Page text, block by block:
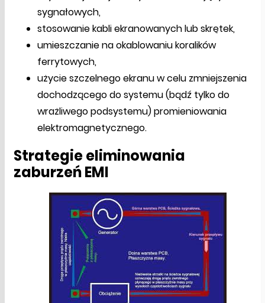
sygnałowych,
stosowanie kabli ekranowanych lub skrętek,
umieszczanie na okablowaniu koralików
ferrytowych,
użycie szczelnego ekranu w celu zmniejszenia
dochodzącego do systemu (bądź tylko do
wrażliwego podsystemu) promieniowania
elektromagnetycznego.
Strategie eliminowania
zaburzeń EMI